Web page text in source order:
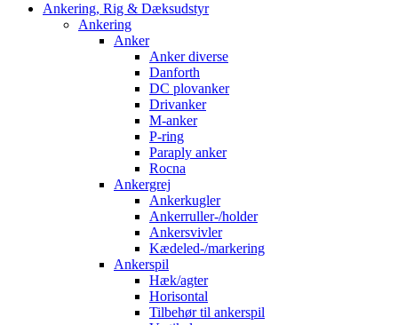
Ankering, Rig & Dæksudstyr
Ankering
Anker
Anker diverse
Danforth
DC plovanker
Drivanker
M-anker
P-ring
Paraply anker
Rocna
Ankergrej
Ankerkugler
Ankerruller-/holder
Ankersvivler
Kædeled-/markering
Ankerspil
Hæk/agter
Horisontal
Tilbehør til ankerspil